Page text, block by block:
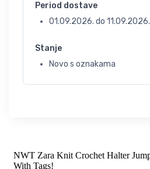
Period dostave
01.09.2026. do 11.09.2026.
Stanje
Novo s oznakama